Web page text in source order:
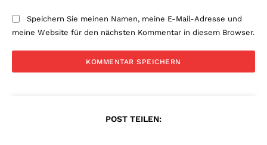
Speichern Sie meinen Namen, meine E-Mail-Adresse und
meine Website für den nächsten Kommentar in diesem Browser.
POST TEILEN: